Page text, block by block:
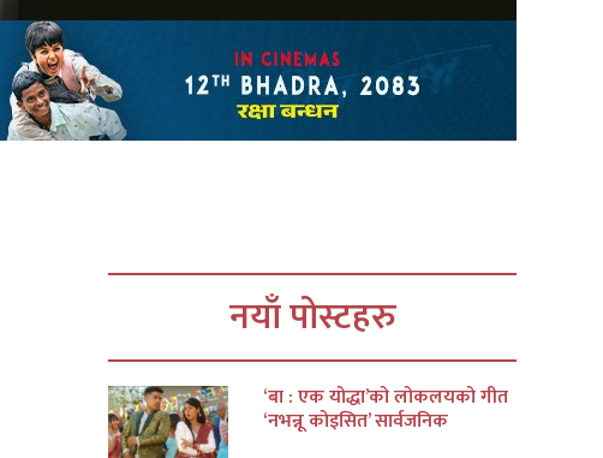
नयाँ पोस्टहरु
‘बा : एक योद्धा’को लोकलयको गीत
‘नभन्नू कोइसित’ सार्वजनिक